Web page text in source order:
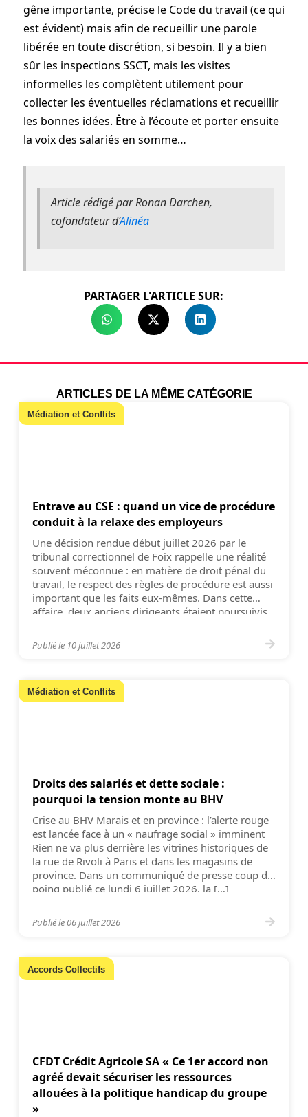
gêne importante, précise le Code du travail (ce qui
est évident) mais afin de recueillir une parole
libérée en toute discrétion, si besoin. Il y a bien
sûr les inspections SSCT, mais les visites
informelles les complètent utilement pour
collecter les éventuelles réclamations et recueillir
les bonnes idées. Être à l’écoute et porter ensuite
la voix des salariés en somme…
Article rédigé par Ronan Darchen,
cofondateur d’Alinéa
PARTAGER L'ARTICLE SUR:
ARTICLES DE LA MÊME CATÉGORIE
Médiation et Conflits
Entrave au CSE : quand un vice de procédure
conduit à la relaxe des employeurs
Une décision rendue début juillet 2026 par le
tribunal correctionnel de Foix rappelle une réalité
souvent méconnue : en matière de droit pénal du
travail, le respect des règles de procédure est aussi
important que les faits eux-mêmes. Dans cette
affaire, deux anciens dirigeants étaient poursuivis
fonctionnement du Comité […]
Publié le 10 juillet 2026
Médiation et Conflits
Droits des salariés et dette sociale :
pourquoi la tension monte au BHV
Crise au BHV Marais et en province : l’alerte rouge
est lancée face à un « naufrage social » imminent
Rien ne va plus derrière les vitrines historiques de
la rue de Rivoli à Paris et dans les magasins de
province. Dans un communiqué de presse coup de
poing publié ce lundi 6 juillet 2026, la […]
Publié le06 juillet 2026
Accords Collectifs
CFDT Crédit Agricole SA « Ce 1er accord non
agréé devait sécuriser les ressources
allouées à la politique handicap du groupe
»